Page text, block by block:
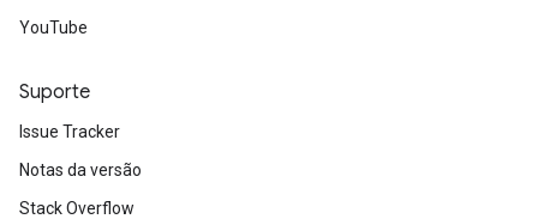
YouTube
Suporte
Issue Tracker
Notas da versão
Stack Overflow